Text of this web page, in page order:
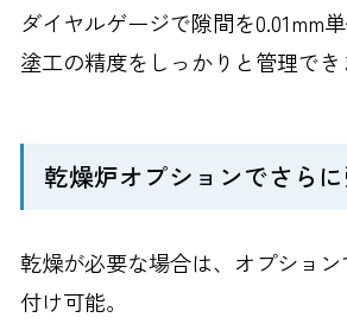
ダイヤルゲージで隙間を0.01mm
塗工の精度をしっかりと管理でき
乾燥炉オプションでさら
乾燥が必要な場合は、オプション
付け可能。